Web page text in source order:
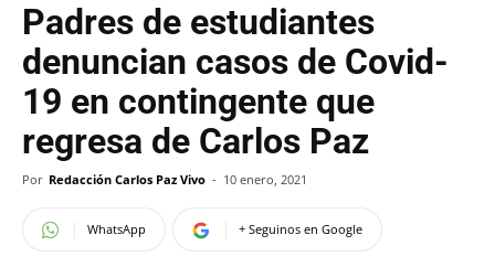
Padres de estudiantes
denuncian casos de Covid-
19 en contingente que
regresa de Carlos Paz
Por Redacción Carlos Paz Vivo - 10 enero, 2021
WhatsApp + Seguinos en Google